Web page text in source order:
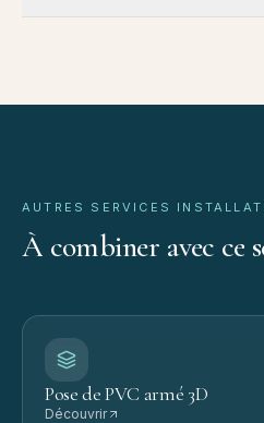
AUTRES SERVICES
À combiner avec ce
Pose de PVC armé 3D
Découvrir